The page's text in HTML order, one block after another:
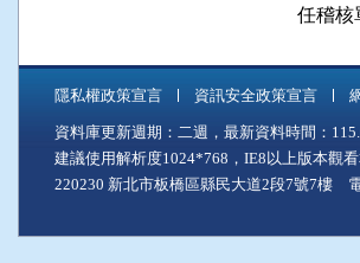
隱私權政策宣言 資訊安全政策宣言
資料庫更新週期：二週，最新資料時間：
建議使用解析度1024*768，IE8以上版本觀
220230 新北市板橋區縣民大道2段7號7樓